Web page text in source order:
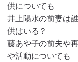
供についても
井上陽水の前妻は
供はいる？
藤あや子の前夫や
や活動についても